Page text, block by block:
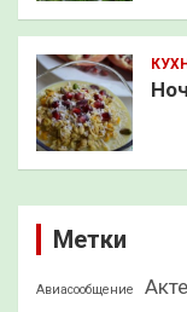
Метки
Авиасообщение